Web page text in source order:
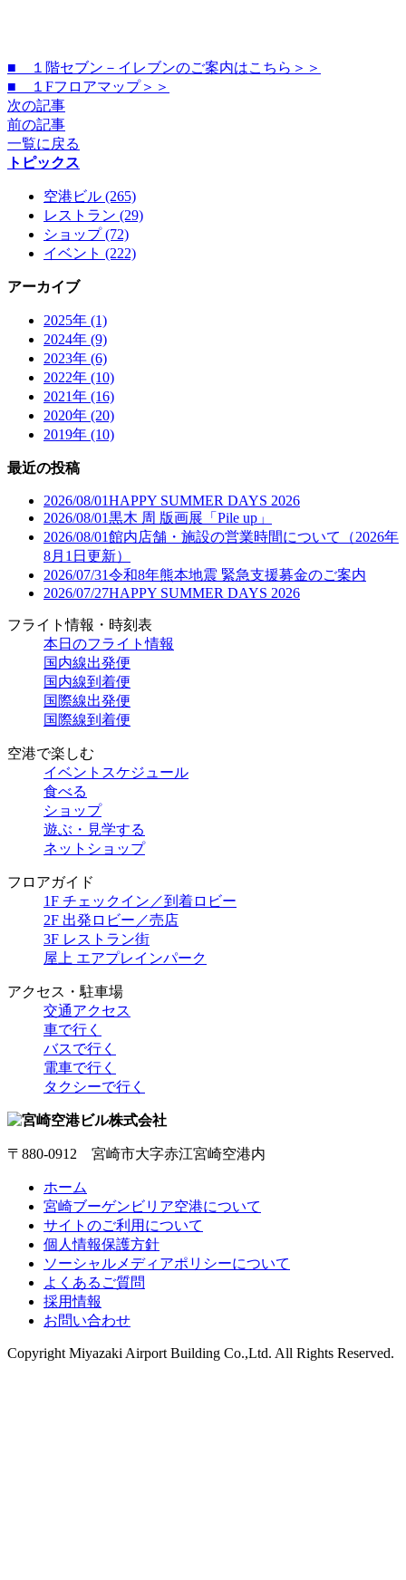
■ １階セブン－イレブンのご案内はこちら＞＞
■ １Fフロアマップ＞＞
次の記事
前の記事
一覧に戻る
トピックス
空港ビル (265)
レストラン (29)
ショップ (72)
イベント (222)
アーカイブ
2025年 (1)
2024年 (9)
2023年 (6)
2022年 (10)
2021年 (16)
2020年 (20)
2019年 (10)
最近の投稿
2026/08/01HAPPY SUMMER DAYS 2026
2026/08/01黒木 周 版画展「Pile up」
2026/08/01館内店舗・施設の営業時間について（2026年
8月1日更新）
2026/07/31令和8年熊本地震 緊急支援募金のご案内
2026/07/27HAPPY SUMMER DAYS 2026
フライト情報・時刻表
本日のフライト情報
国内線出発便
国内線到着便
国際線出発便
国際線到着便
空港で楽しむ
イベントスケジュール
食べる
ショップ
遊ぶ・見学する
ネットショップ
フロアガイド
1F チェックイン／到着ロビー
2F 出発ロビー／売店
3F レストラン街
屋上 エアプレインパーク
アクセス・駐車場
交通アクセス
車で行く
バスで行く
電車で行く
タクシーで行く
〒880-0912 宮崎市大字赤江宮崎空港内
ホーム
宮崎ブーゲンビリア空港について
サイトのご利用について
個人情報保護方針
ソーシャルメディアポリシーについて
よくあるご質問
採用情報
お問い合わせ
Copyright Miyazaki Airport Building Co.,Ltd. All Rights Reserved.